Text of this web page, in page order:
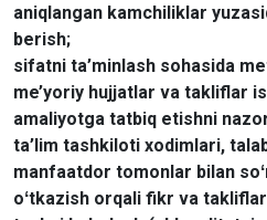
aniqlangan kamchiliklar
berish;
sifatni ta’minlash sohasida
me’yoriy hujjatlar va takliflar
amaliyotga tatbiq etishni
ta’lim tashkiloti xodimlari,
manfaatdor tomonlar bilan
oʻtkazish orqali fikr va